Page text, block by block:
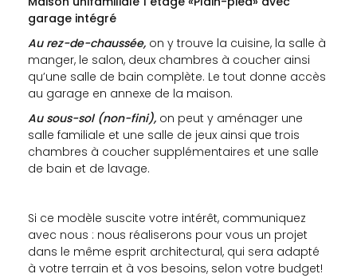
garage intégré
Au rez-de-chaussée, on y trouve la cuisine, la salle à
manger, le salon, deux chambres à coucher ainsi
qu’une salle de bain complète. Le tout donne accès
au garage en annexe de la maison.
Au sous-sol (non-fini), on peut y aménager une
salle familiale et une salle de jeux ainsi que trois
chambres à coucher supplémentaires et une salle
de bain et de lavage.
Si ce modèle suscite votre intérêt, communiquez
avec nous : nous réaliserons pour vous un projet
dans le même esprit architectural, qui sera adapté
à votre terrain et à vos besoins, selon votre budget!